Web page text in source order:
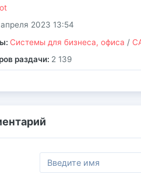
апреля 2023 13:54
Системы для бизнеса, офиса /
раздачи: 2 139